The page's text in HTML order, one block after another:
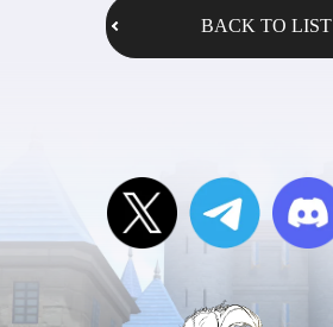
BACK TO LIST